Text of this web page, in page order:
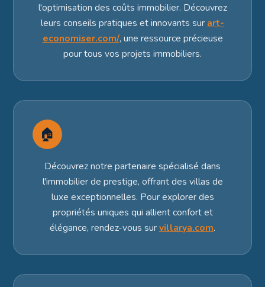
l'optimisation des coûts immobilier. Découvrez
leurs conseils pratiques et innovants sur art-
economiser.com/, une ressource précieuse
pour tous vos projets immobiliers.
🏠
Découvrez notre partenaire spécialisé dans
l'immobilier de prestige, offrant des villas de
luxe exceptionnelles. Pour explorer des
propriétés uniques qui allient confort et
élégance, rendez-vous survillarya.com.